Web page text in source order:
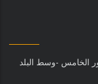
الدور الخامس -وسط البلد